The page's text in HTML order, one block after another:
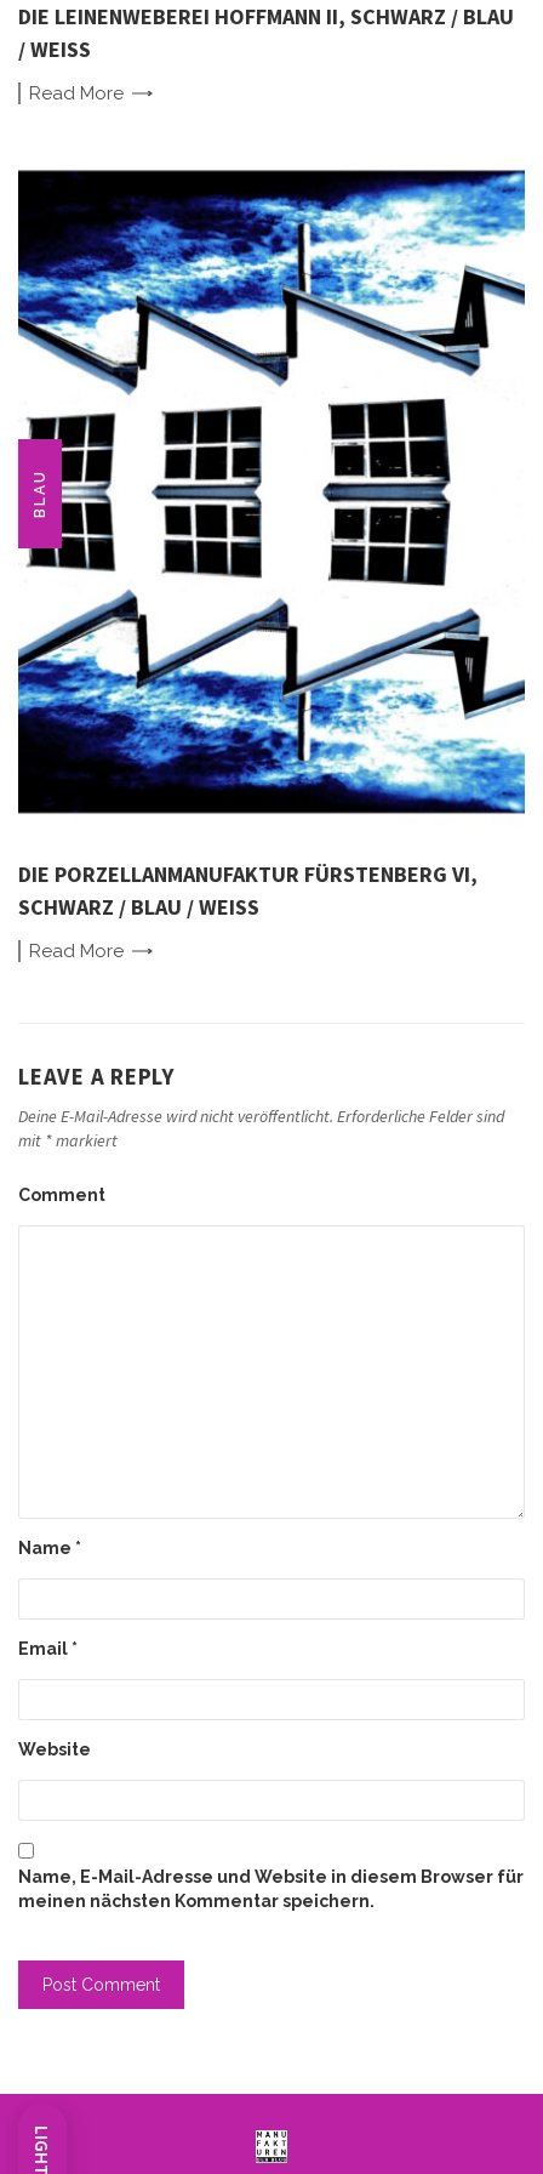
LIGHT
DIE LEINENWEBEREI HOFFMANN II, SCHWARZ / BLAU
/ WEISS
Read More
BLAU
DIE PORZELLANMANUFAKTUR FÜRSTENBERG VI,
SCHWARZ / BLAU / WEISS
Read More
LEAVE A REPLY
Deine E-Mail-Adresse wird nicht veröffentlicht. Erforderliche Felder sind
mit *markiert
Comment
Name *
Email *
Website
Name, E-Mail-Adresse und Website in diesem Browser für
meinen nächsten Kommentar speichern.